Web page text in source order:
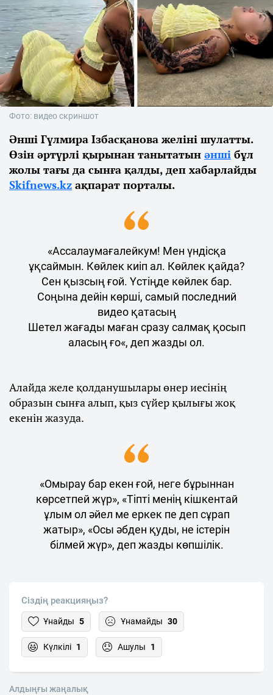
Фото: видео скриншот
Әнші Гүлмира Ізбасқанова желіні шулатты.
Өзін әртүрлі қырынан танытатын әнші бұл
жолы тағы да сынға қалды, деп хабарлайды
Skifnews.kz ақпарат порталы.
«Ассалаумағалейкум! Мен үндісқа
ұқсаймын. Көйлек киіп ал. Көйлек қайда?
Сен қызсың ғой. Үстіңде көйлек бар.
Соңына дейін көрші, самый последний
видео қатасың
Шетел жағады маған сразу салмақ қосып
аласың ғо«, деп жазды ол.
Алайда желе қолданушылары өнер иесінің
образын сынға алып, қыз сүйер қылығы жоқ
екенін жазуда.
«Омырау бар екен ғой, неге бұрыннан
көрсетпей жүр», «Тіпті менің кішкентай
ұлым ол әйел ме еркек пе деп сұрап
жатыр», «Осы әбден қуды, не істерін
білмей жүр», деп жазды көпшілік.
Сіздің реакцияңыз?
Ұнайды 5 Ұнамайды 30
Күлкілі 1 Ашулы 1
Алдыңғы жаңалық